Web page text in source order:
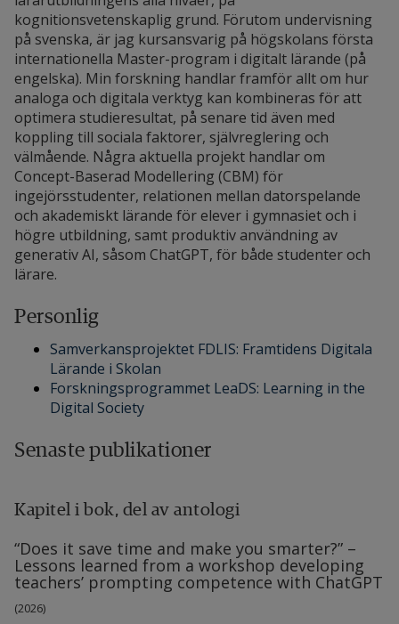
kognitionsvetenskaplig grund. Förutom undervisning
på svenska, är jag kursansvarig på högskolans första
internationella Master-program i digitalt lärande (på
engelska). Min forskning handlar framför allt om hur
analoga och digitala verktyg kan kombineras för att
optimera studieresultat, på senare tid även med
koppling till sociala faktorer, självreglering och
välmående. Några aktuella projekt handlar om
Concept-Baserad Modellering (CBM) för
ingejörsstudenter, relationen mellan datorspelande
och akademiskt lärande för elever i gymnasiet och i
högre utbildning, samt produktiv användning av
generativ AI, såsom ChatGPT, för både studenter och
lärare.
Personlig
Samverkansprojektet FDLIS: Framtidens Digitala
Lärande i Skolan
Forskningsprogrammet LeaDS: Learning in the
Digital Society
Senaste publikationer
Kapitel i bok, del av antologi
“Does it save time and make you smarter?” –
Lessons learned from a workshop developing
teachers’ prompting competence with ChatGPT
(2026)